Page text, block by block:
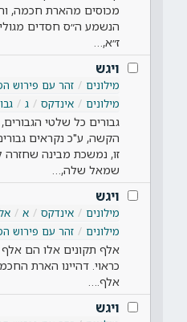
מכוסים מהארת חכמה,
הנשמע ה״ס חסדים
ז״א,…
ויגש
מילונים זהר עם פירוש
מילונים
אינדקס ג
גבורים כל שלטי
הקשה, ע"כ נקראים
זו, נמשכת מבינה שחזרה
שמאל שלה,…
ויגש
מילונים אינדקס א
מילונים
זהר עם פירוש
אלף תקונים אלו הם אלף
כראוי. דהיינו הארת
אלף.…
ויגש